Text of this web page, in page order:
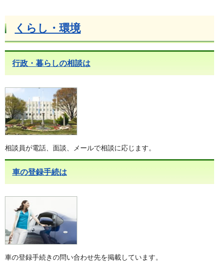
くらし・環境
行政・暮らしの相談は
相談員が電話、面談、メールで相談に応じます。
車の登録手続は
車の登録手続きの問い合わせ先を掲載しています。